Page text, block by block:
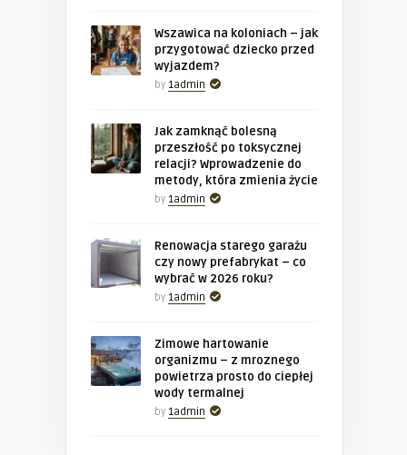
Wszawica na koloniach – jak
przygotować dziecko przed
wyjazdem?
by 1admin
Jak zamknąć bolesną
przeszłość po toksycznej
relacji? Wprowadzenie do
metody, która zmienia życie
by 1admin
Renowacja starego garażu
czy nowy prefabrykat – co
wybrać w 2026 roku?
by 1admin
Zimowe hartowanie
organizmu – z mroznego
powietrza prosto do ciepłej
wody termalnej
by 1admin